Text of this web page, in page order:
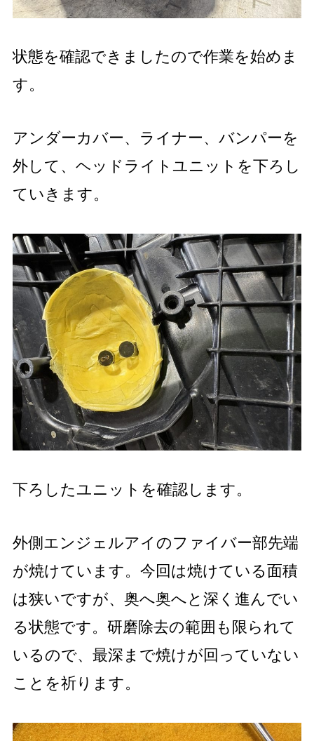
状態を確認できましたので作業を始めま
す。
アンダーカバー、ライナー、バンパーを
外して、ヘッドライトユニットを下ろし
ていきます。
下ろしたユニットを確認します。
外側エンジェルアイのファイバー部先端
が焼けています。今回は焼けている面積
は狭いですが、奥へ奥へと深く進んでい
る状態です。研磨除去の範囲も限られて
いるので、最深まで焼けが回っていない
ことを祈ります。